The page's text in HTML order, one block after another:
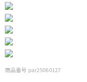
Search by Particular
商品番号 par25060127